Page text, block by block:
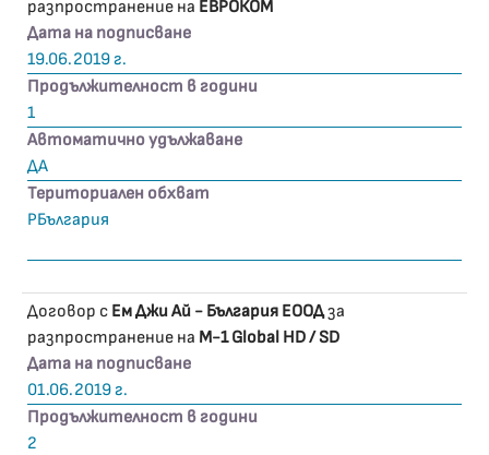
разпространение на ЕВРОКОМ
Дата на подписване
19.06.2019 г.
Продължителност в години
1
Автоматично удължаване
ДА
Териториален обхват
РБългария
Договор с Ем Джи Ай - България ЕООДза
разпространение на М-1 Global HD / SD
Дата на подписване
01.06.2019 г.
Продължителност в години
2